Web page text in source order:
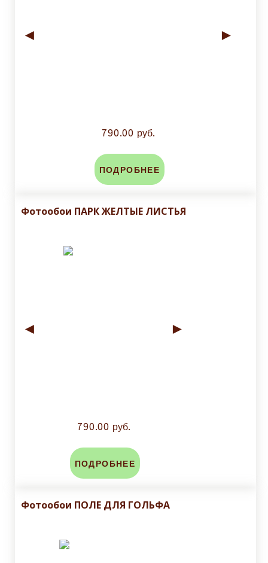
◄ ►
790.00 руб.
ПОДРОБНЕЕ
Фотообои ПАРК ЖЕЛТЫЕ ЛИСТЬЯ
◄ ►
790.00 руб.
ПОДРОБНЕЕ
Фотообои ПОЛЕ ДЛЯ ГОЛЬФА